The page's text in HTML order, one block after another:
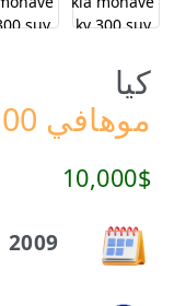
كيا
موهافي KV 300
10,000$
2009